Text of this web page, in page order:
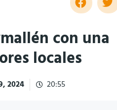
con una
locales
2024 20:55